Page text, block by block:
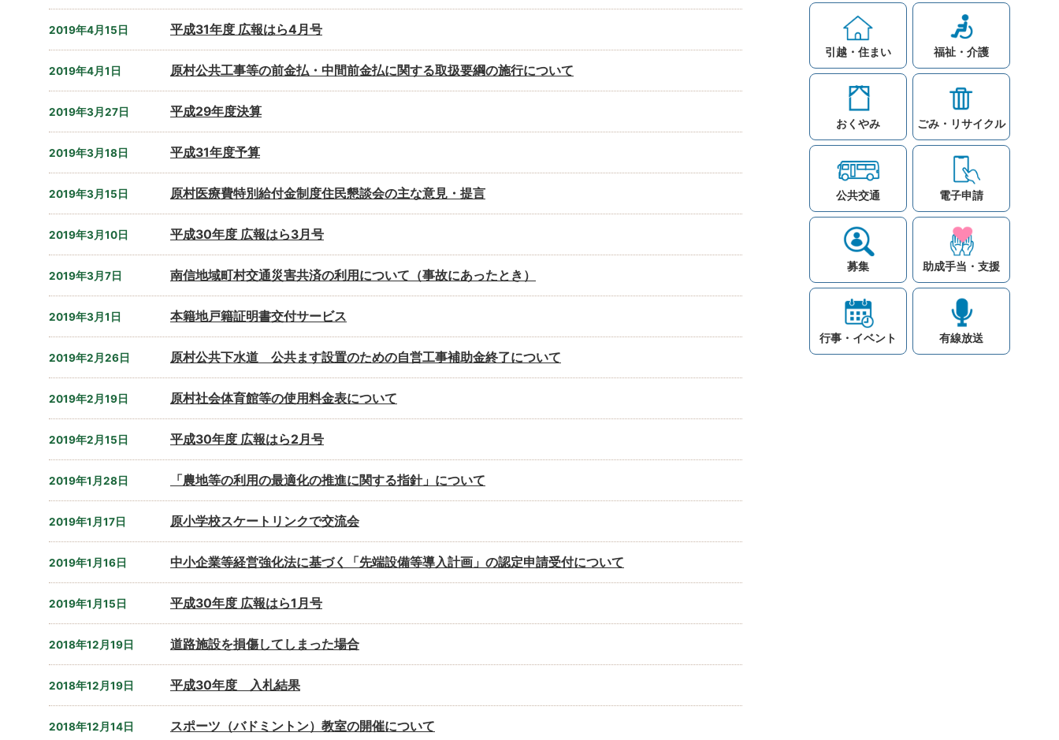
2019年4月15日 平成31年度 広報はら4月号
2019年4月1日 原村公共工事等の前金払・中間前金払に関する取扱要綱の施行について
2019年3月27日 平成29年度決算
2019年3月18日 平成31年度予算
2019年3月15日 原村医療費特別給付金制度住民懇談会の主な意見・提言
2019年3月10日 平成30年度 広報はら3月号
2019年3月7日 南信地域町村交通災害共済の利用について（事故にあったとき）
2019年3月1日 本籍地戸籍証明書交付サービス
2019年2月26日 原村公共下水道 公共ます設置のための自営工事補助金終了について
2019年2月19日 原村社会体育館等の使用料金表について
2019年2月15日 平成30年度 広報はら2月号
2019年1月28日 「農地等の利用の最適化の推進に関する指針」について
2019年1月17日 原小学校スケートリンクで交流会
2019年1月16日 中小企業等経営強化法に基づく「先端設備等導入計画」の認定申請受付について
2019年1月15日 平成30年度 広報はら1月号
2018年12月19日 道路施設を損傷してしまった場合
2018年12月19日 平成30年度 入札結果
2018年12月14日 スポーツ（バドミントン）教室の開催について
引越・住まい 福祉・介護
おくやみ ごみ・リサイクル
公共交通 電子申請
募集 助成手当・支援
行事・イベント 有線放送